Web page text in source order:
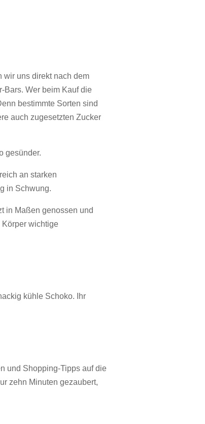
wir uns direkt nach dem
Bars. Wer beim Kauf die
bestimmte Sorten sind
auch zugesetzten Zucker
gesünder.
an starken
in Schwung.
in Maßen genossen und
Körper wichtige
kühle Schoko. Ihr
und Shopping-Tipps auf die
zehn Minuten gezaubert,